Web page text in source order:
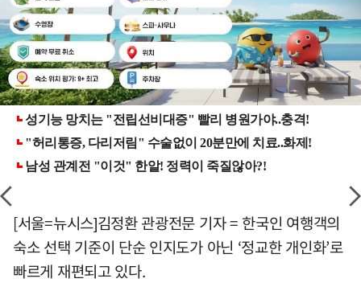
[서울=뉴시스]김정환 관광전문 기자 = 한국인 여행객의
숙소 선택 기준이 단순 인지도가 아닌 ‘정교한 개인화’로
빠르게 재편되고 있다.